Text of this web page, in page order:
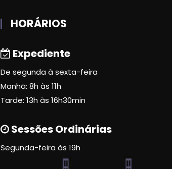
HORÁRIOS
Expediente
De segunda à sexta-feira
Manhã: 8h às 11h
Tarde: 13h às 16h30min
Sessões Ordinárias
Segunda-feira às 19h